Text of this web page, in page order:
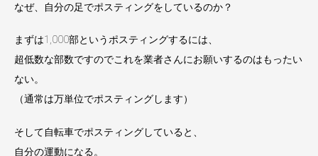
なぜ、自分の足でポスティングをしているのか？
まずは1,000部というポスティングするには、
超低数な部数ですのでこれを業者さんにお願いするのはもったい
ない。
（通常は万単位でポスティングします）
そして自転車でポスティングしていると、
自分の運動になる。